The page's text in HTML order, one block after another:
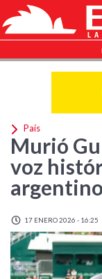
País
Murió
voz
argentino
17 ENERO 2026 - 16:25